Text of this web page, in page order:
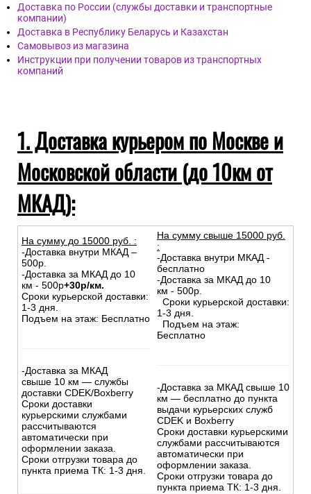
Доставка по России (службы доставки и транспортные
компании)
Доставка в Республику Беларусь и Казахстан
Самовывоз из магазина
Инструкции при получении товаров из транспортных
компаний
1. Доставка курьером по Москве и
Московской области (до 10км от
МКАД):
На сумму до 15000 руб. :
-Доставка внутри МКАД –
500р.
-Доставка за МКАД до 10
км - 500р+30р/км.
Сроки курьерской доставки:
1-3 дня.
Подъем на этаж: Бесплатно
-Доставка за МКАД
свыше 10 км — службы
доставки CDEK/Boxberry
Сроки доставки
курьерскими службами
рассчитываются
автоматически при
оформлении заказа.
Сроки отгрузки товара до
пункта приема ТК: 1-3 дня.
На сумму свыше 15000 руб.
:
-Доставка внутри МКАД -
бесплатно
-Доставка за МКАД до 10
км - 500р.
Сроки курьерской доставки:
1-3 дня.
Подъем на этаж:
Бесплатно
-Доставка за МКАД свыше 10
км — бесплатно до пункта
выдачи курьерских служб
CDEK и Boxberry
Сроки доставки курьерскими
службами рассчитываются
автоматически при
оформлении заказа.
Сроки отгрузки товара до
пункта приема ТК: 1-3 дня.